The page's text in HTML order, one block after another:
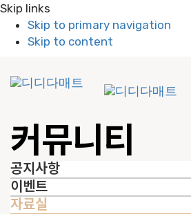
Skip links
Skip to primary navigation
Skip to content
커뮤니티
공지사항
이벤트
자료실